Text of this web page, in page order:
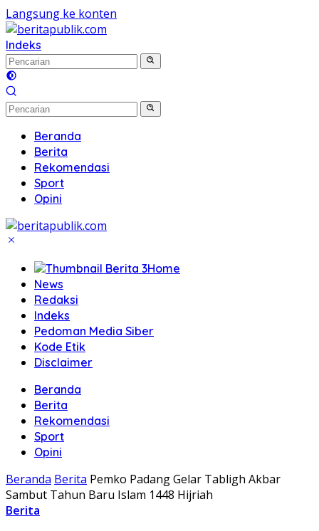
Langsung ke konten
Indeks
Beranda
Berita
Rekomendasi
Sport
Opini
Home
News
Redaksi
Indeks
Pedoman Media Siber
Kode Etik
Disclaimer
Beranda
Berita
Rekomendasi
Sport
Opini
Beranda Berita Pemko Padang Gelar Tabligh Akbar
Sambut Tahun Baru Islam 1448 Hijriah
Berita